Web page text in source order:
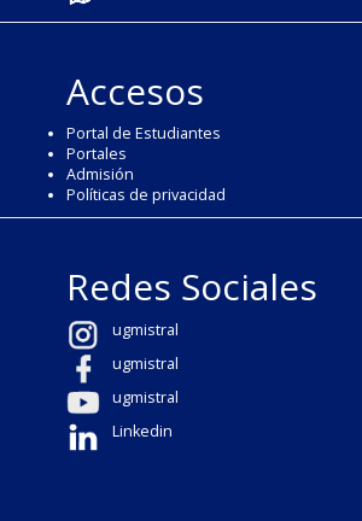
Accesos
Portal de Estudiantes
Portales
Admisión
Políticas de privacidad
Redes Sociales
ugmistral
ugmistral
ugmistral
Linkedin